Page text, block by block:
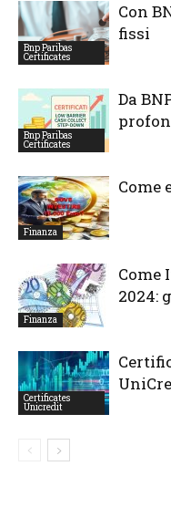
Bnp Paribas
Certificates
Con
fissi
Bnp Paribas
Certificates
Da
Finanza
Come
Finanza
Come
2024:
Certificates
Unicredit